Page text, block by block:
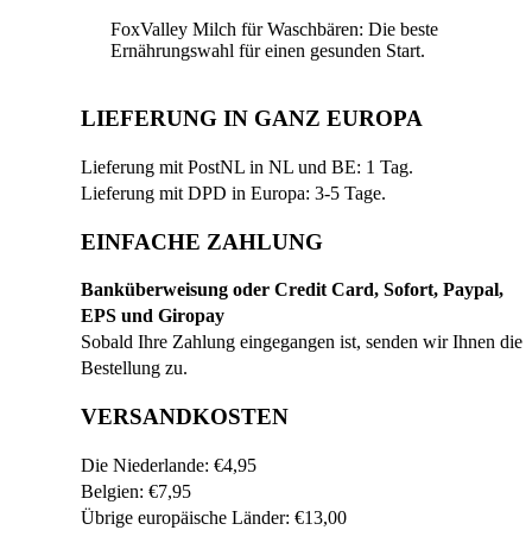
FoxValley Milch für Waschbären: Die beste
Ernährungswahl für einen gesunden Start.
LIEFERUNG IN GANZ EUROPA
Lieferung mit PostNL in NL und BE: 1 Tag.
Lieferung mit DPD in Europa: 3-5 Tage.
EINFACHE ZAHLUNG
Banküberweisung oder Credit Card, Sofort, Paypal,
EPS und Giropay
Sobald Ihre Zahlung eingegangen ist, senden wir Ihnen die
Bestellung zu.
VERSANDKOSTEN
Die Niederlande: €4,95
Belgien: €7,95
Übrige europäische Länder: €13,00